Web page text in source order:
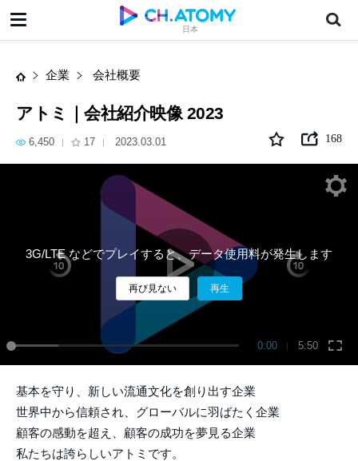
日本
アトミ｜会社紹介映像 2023
企業 会社概要
アトミ｜会社紹介映像 2023
6,450 17 2023.03.01 168
0:00 5:50
3G/LTE などでプレイすると、データ使用料が発生します
再び見ない 再生
基本を守り、新しい流通文化を創り出す企業
世界中から信頼され、グローバルに羽ばたく企業
顧客の感動を超え、顧客の成功を夢見る企業
私たちは誇らしいアトミです。